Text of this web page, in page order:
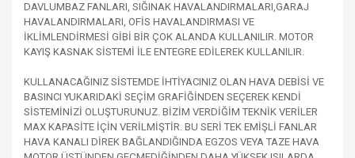
DAVLUMBAZ FANLARI, SIĞINAK HAVALANDIRMALARI,GARAJ
HAVALANDIRMALARI, OFİS HAVALANDIRMASI VE
İKLİMLENDİRMESİ GİBİ BİR ÇOK ALANDA KULLANILIR. MOTOR
KAYIŞ KASNAK SİSTEMİ İLE ENTEGRE EDİLEREK KULLANILIR.
KULLANACAĞINIZ SİSTEMDE İHTİYACINIZ OLAN HAVA DEBİSİ VE
BASINCI YUKARIDAKİ SEÇİM GRAFİĞİNDEN SEÇEREK KENDİ
SİSTEMİNİZİ OLUŞTURUNUZ. BİZİM VERDİĞİM TEKNİK VERİLER
MAX KAPASİTE İÇİN VERİLMİŞTİR. BU SERİ TEK EMİŞLİ FANLAR
HAVA KANALI DİREK BAĞLANDIĞINDA EGZOS VEYA TAZE HAVA